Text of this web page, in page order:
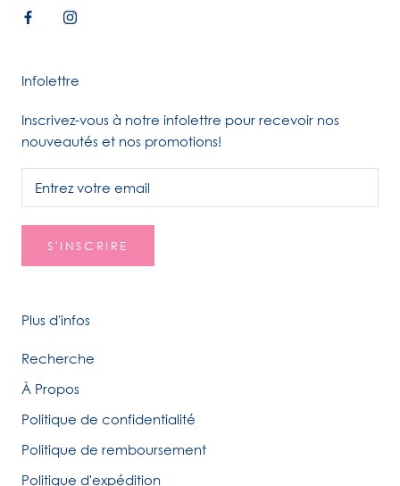
Infolettre
Inscrivez-vous à notre infolettre pour recevoir nos
nouveautés et nos promotions!
S'INSCRIRE
Plus d'infos
Recherche
À Propos
Politique de confidentialité
Politique de remboursement
Politique d'expédition